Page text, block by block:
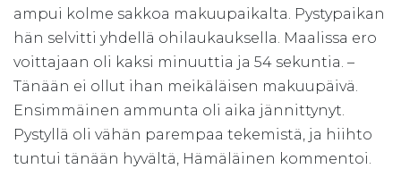
ampui kolme sakkoa makuupaikalta. Pystypaikan
hän selvitti yhdellä ohilaukauksella. Maalissa ero
voittajaan oli kaksi minuuttia ja 54 sekuntia. –
Tänään ei ollut ihan meikäläisen makuupäivä.
Ensimmäinen ammunta oli aika jännittynyt.
Pystyllä oli vähän parempaa tekemistä, ja hiihto
tuntui tänään hyvältä, Hämäläinen kommentoi.